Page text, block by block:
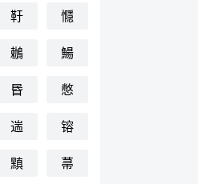
䩒
㦩
鶒
鰑
昬
憋
遄
镕
黰
菷